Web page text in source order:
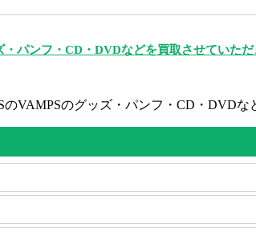
パンフ・CD・DVDなどを買取させていただ
VAMPSのグッズ・パンフ・CD・DVDな